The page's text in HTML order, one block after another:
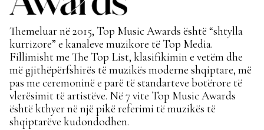
Themeluar në 2015, Top Music Awards është “shtylla
kurrizore” e kanaleve muzikore të Top Media.
Fillimisht me The Top List, klasifikimin e vetëm dhe
më gjithëpërfshirës të muzikës moderne shqiptare, më
pas me ceremoninë e parë të standarteve botërore të
vlerësimit të artistëve. Në 7 vite Top Music Awards
është kthyer në një pikë referimi të muzikës të
shqiptarëve kudondodhen.